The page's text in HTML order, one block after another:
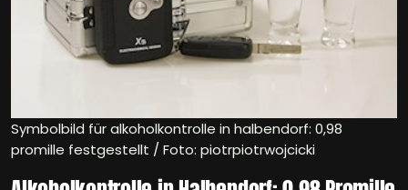
Symbolbild für alkoholkontrolle in halbendorf: 0,98
promille festgestellt / Foto: piotrpiotrwojcicki